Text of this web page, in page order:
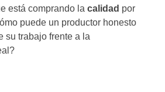
está comprando la calidad por
puede un productor honesto
su trabajo frente a la